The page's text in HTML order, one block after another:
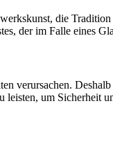
die
der im Falle eines
verursachen.
um Sicherheit